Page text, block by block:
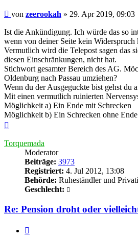
Beitrag
von zeerookah » 29. Apr 2019, 09:03
Ist die Ankündigung. Ich würde das so
wenn von deiner Seite kein Widerspruch
Vermutlich wird die Telepost sagen das
diesen Einschränkungen, nicht hat.
Stichwort gesamter Bereich des AG.
Oldenburg nach Passau umziehen?
Wenn du der Ausgeguckte bist gehst du
Mit einen vermutlich ruinierten
Möglichkeit a) Ein Ende mit Schrecken
Möglichkeit b) Ein Schrecken ohne Ende
Torquemada
Moderator
Beiträge: 3973
Registriert: 4. Jul 2012, 13:08
Behörde: Ruheständler und
Geschlecht:
Re: Pension droht oder